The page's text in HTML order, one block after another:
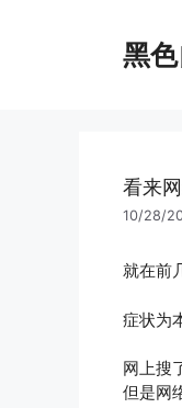
黑
看来
10/28/
就在前
症状为
网上搜
但是网